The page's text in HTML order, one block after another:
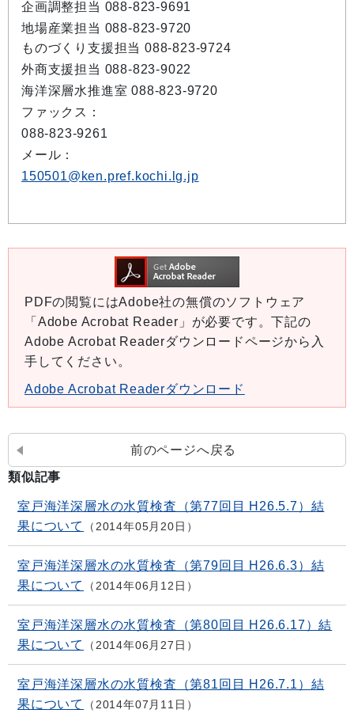
企画調整担当 088-823-9691
地場産業担当 088-823-9720
ものづくり支援担当 088-823-9724
外商支援担当 088-823-9022
海洋深層水推進室 088-823-9720
ファックス：
088-823-9261
メール：
150501@ken.pref.kochi.lg.jp
PDFの閲覧にはAdobe社の無償のソフトウェア
「Adobe Acrobat Reader」が必要です。下記の
Adobe Acrobat Readerダウンロードページから入
手してください。
Adobe Acrobat Readerダウンロード
前のページへ戻る
類似記事
室戸海洋深層水の水質検査（第77回目 H26.5.7）結
果について
2014年05月20日
室戸海洋深層水の水質検査（第79回目 H26.6.3）結
果について
2014年06月12日
室戸海洋深層水の水質検査（第80回目 H26.6.17）結
果について
2014年06月27日
室戸海洋深層水の水質検査（第81回目 H26.7.1）結
果について
2014年07月11日